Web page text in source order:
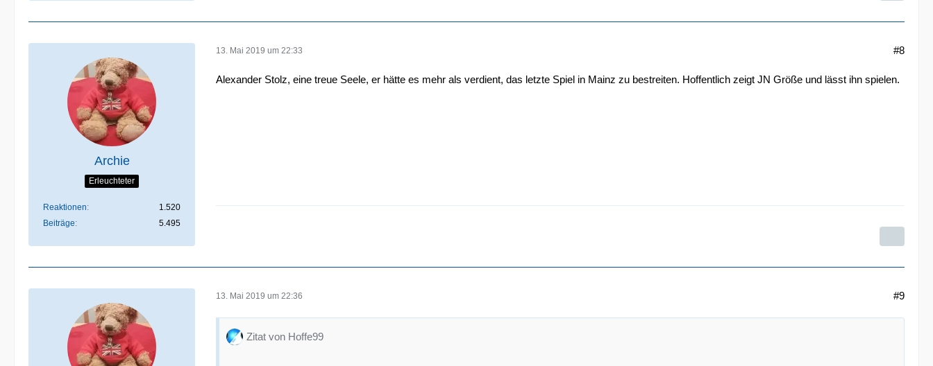
Archie
Erleuchteter
Reaktionen
1.520
Beiträge
5.495
13. Mai 2019 um 22:33 #8
Alexander Stolz, eine treue Seele, er hätte es mehr als verdient, das letzte Spiel in Mainz zu bestreiten. Hoffentlich zeigt JN Größe und lässt ihn spielen.
13. Mai 2019 um 22:36 #9
Zitat von Hoffe99